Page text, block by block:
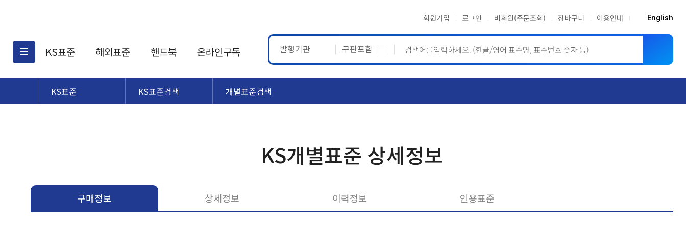
회원가입 로그인 비회원(주문조회) 장바구니 이용안내 English
KS표준
KS표준검색
해외표준
해외표준검색
핸드북 온라인구독 발행기관 구판포함
KS표준 KS표준검색 개별표준검색
KS개별표준 상세정보
구매정보 상세정보 이력정보 인용표준